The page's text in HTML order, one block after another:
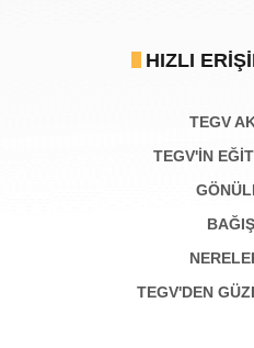
HIZLI
TEGV
TEGV'İN
TEGV'DEN